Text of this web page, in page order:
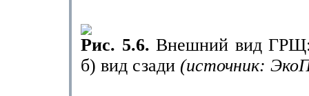
Рис. 5.6.Внешний вид ГРЩ:
б) вид сзади (источник: